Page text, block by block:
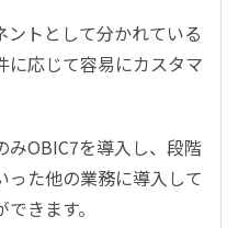
トとして分かれている
に応じて容易にカスタマ
みOBIC7を導入し、段階
った他の業務に導入して
きます。